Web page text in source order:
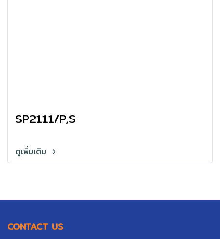
SP2111/P,S
ดูเพิ่มเติม
CONTACT US